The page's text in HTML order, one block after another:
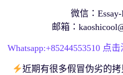
微信：
邮箱：
Whatsapp:+85244553510 点击
近期有很多假冒伪劣的